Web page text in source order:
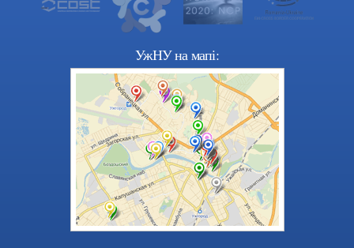
УжНУ на мапі: